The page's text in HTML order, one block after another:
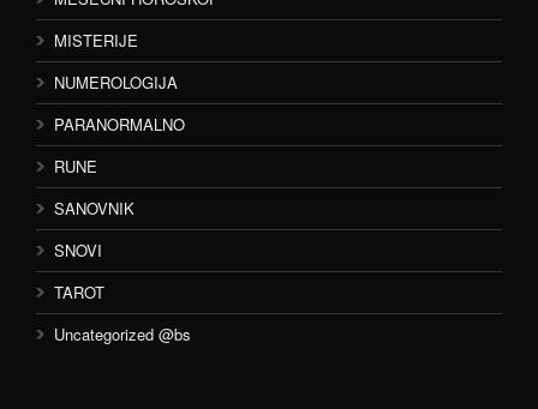
MISTERIJE
NUMEROLOGIJA
PARANORMALNO
RUNE
SANOVNIK
SNOVI
TAROT
Uncategorized @bs